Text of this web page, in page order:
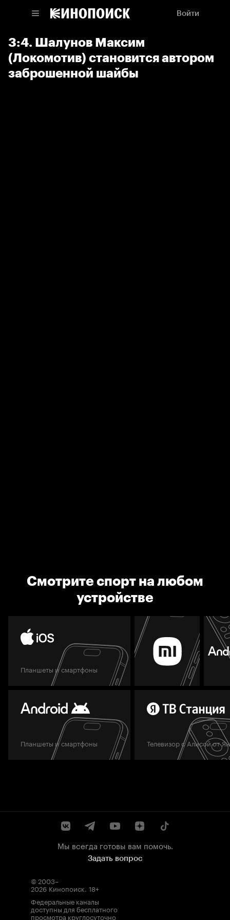
Войти
3:4. Шалунов Максим
(Локомотив) становится автором
заброшенной шайбы
Смотрите спорт на любом
устройстве
Планшеты и смартфоны
Планшеты и смартфоны Телевизор с Алисой от
Мы всегда готовы вам помочь.
Задать вопрос
© 2003–
2026 Кинопоиск. 18+
Федеральные каналы
доступны для бесплатного
просмотра круглосуточно